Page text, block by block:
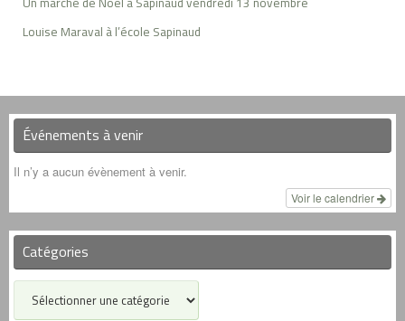
Louise Maraval à l’école Sapinaud
Événements à venir
Il n’y a aucun évènement à venir.
Voir le calendrier
Catégories